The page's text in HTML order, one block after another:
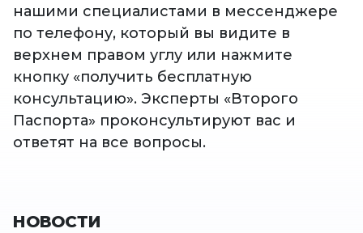
нашими специалистами в мессенджере
по телефону, который вы видите в
верхнем правом углу или нажмите
кнопку «получить бесплатную
консультацию». Эксперты «Второго
Паспорта» проконсультируют вас и
ответят на все вопросы.
НОВОСТИ